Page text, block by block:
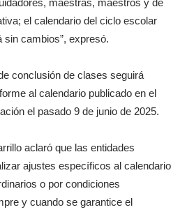
maestras, maestros y de
el calendario del ciclo escolar
sin cambios”, expresó.
conclusión de clases seguirá
al calendario publicado en el
el pasado 9 de junio de 2025.
aclaró que las entidades
ajustes específicos al calendario
o por condiciones
y cuando se garantice el